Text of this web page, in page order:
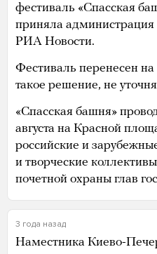
фестиваль «Спасская
приняла администрация
РИА Новости.
Фестиваль перенесен
такое решение, не
«Спасская башня»
августа на Красной
российские и
и творческие
почетной охраны глав
3 года назад
Наместника Киево-